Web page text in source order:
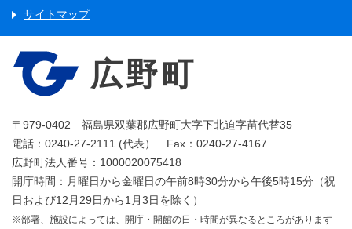
サイトマップ
広野町
〒979-0402 福島県双葉郡広野町大字下北迫字苗代替35
電話：0240-27-2111 (代表） Fax：0240-27-4167
広野町法人番号：1000020075418
開庁時間：月曜日から金曜日の午前8時30分から午後5時15分（祝
日および12月29日から1月3日を除く）
※部署、施設によっては、開庁・開館の日・時間が異なるところがあります